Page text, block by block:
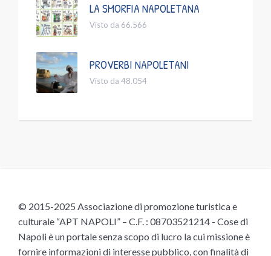
LA SMORFIA NAPOLETANA
Visto da 66.566
PROVERBI NAPOLETANI
Visto da 48.054
© 2015-2025 Associazione di promozione turistica e
culturale “APT NAPOLI” – C.F. : 08703521214 - Cose di
Napoli è un portale senza scopo di lucro la cui missione è
fornire informazioni di interesse pubblico, con finalità di